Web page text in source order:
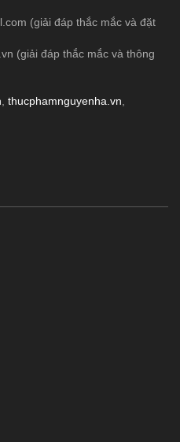
(giải đáp thắc mắc và đặt
(giải đáp thắc mắc và thông
thucphamnguyenha.vn